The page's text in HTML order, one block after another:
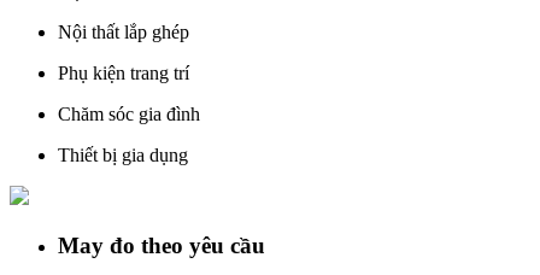
Nội thất lắp ghép
Phụ kiện trang trí
Chăm sóc gia đình
Thiết bị gia dụng
May đo theo yêu cầu